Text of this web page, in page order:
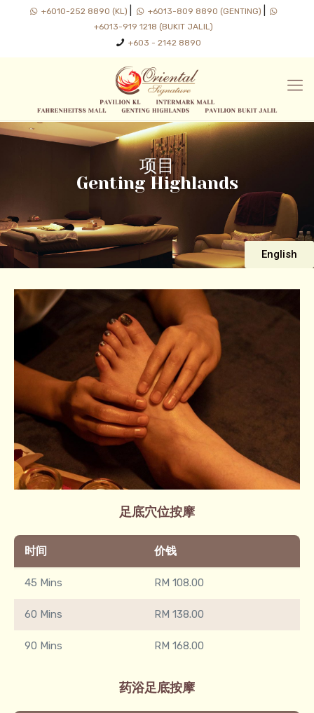
+6010-252 8890 (KL) +6013-809 8890 (GENTING)
+6013-919 1218 (BUKIT JALIL)
+603 - 2142 8890
项目
Genting Highlands
English
足底穴位按摩​
时间 价钱
45 Mins RM 108.00
60 Mins RM 138.00
90 Mins RM 168.00
药浴足底按摩​